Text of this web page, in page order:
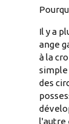
Il y a
ange
à la
simple
des
l'autre